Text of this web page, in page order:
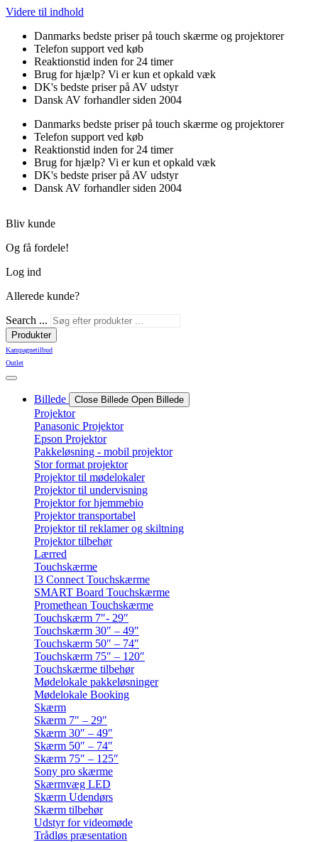
Videre til indhold
Danmarks bedste priser på touch skærme og projektorer
Telefon support ved køb
Reaktionstid inden for 24 timer
Brug for hjælp? Vi er kun et opkald væk
DK's bedste priser på AV udstyr
Dansk AV forhandler siden 2004
Danmarks bedste priser på touch skærme og projektorer
Telefon support ved køb
Reaktionstid inden for 24 timer
Brug for hjælp? Vi er kun et opkald væk
DK's bedste priser på AV udstyr
Dansk AV forhandler siden 2004
Bliv kunde
Og få fordele!
Log ind
Allerede kunde?
Search ...
Produkter
Kampagnetilbud
Outlet
Billede Close Billede Open Billede
Projektor
Panasonic Projektor
Epson Projektor
Pakkeløsning - mobil projektor
Stor format projektor
Projektor til mødelokaler
Projektor til undervisning
Projektor for hjemmebio
Projektor transportabel
Projektor til reklamer og skiltning
Projektor tilbehør
Lærred
Touchskærme
I3 Connect Touchskærme
SMART Board Touchskærme
Promethean Touchskærme
Touchskærm 7″- 29″
Touchskærm 30″ – 49″
Touchskærm 50″ – 74″
Touchskærm 75″ – 120″
Touchskærme tilbehør
Mødelokale pakkeløsninger
Mødelokale Booking
Skærm
Skærm 7″ – 29″
Skærm 30″ – 49″
Skærm 50″ – 74″
Skærm 75″ – 125″
Sony pro skærme
Skærmvæg LED
Skærm Udendørs
Skærm tilbehør
Udstyr for videomøde
Trådløs præsentation